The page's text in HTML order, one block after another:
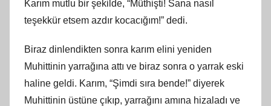
Karım mutlu bir şekilde, “Müthişti! Sana nasıl
teşekkür etsem azdır kocacığım!” dedi.
Biraz dinlendikten sonra karım elini yeniden
Muhittinin yarrağına attı ve biraz sonra o yarrak eski
haline geldi. Karım, “Şimdi sıra bende!” diyerek
Muhittinin üstüne çıkıp, yarrağını amına hizaladı ve